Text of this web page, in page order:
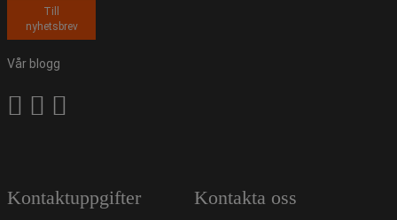
Till
nyhetsbrev
Vår blogg
Kontaktuppgifter
Kontakta oss